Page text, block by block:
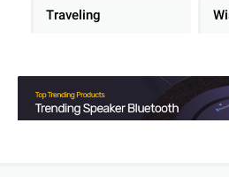
Traveling